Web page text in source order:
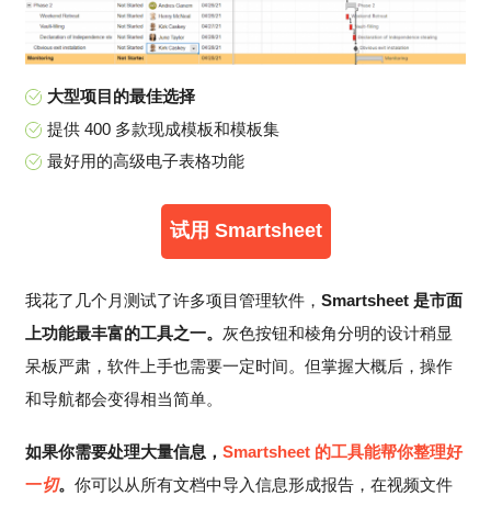
大型项目的最佳选择
提供 400 多款现成模板和模板集
最好用的高级电子表格功能
试用 Smartsheet
我花了几个月测试了许多项目管理软件， Smartsheet 是市面
上功能最丰富的工具之一。 灰色按钮和棱角分明的设计稍显
呆板严肃，软件上手也需要一定时间。但掌握大概后，操作
和导航都会变得相当简单。
如果你需要处理大量信息， Smartsheet 的工具能帮你整理好
一切。 你可以从所有文档中导入信息形成报告，在视频文件